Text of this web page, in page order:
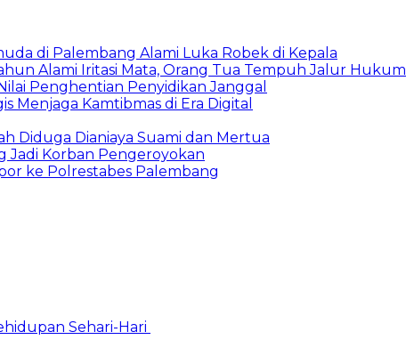
di Palembang Alami Luka Robek di Kepala
Alami Iritasi Mata, Orang Tua Tempuh Jalur Hukum
Penghentian Penyidikan Janggal
Menjaga Kamtibmas di Era Digital
Diduga Dianiaya Suami dan Mertua
Jadi Korban Pengeroyokan
ke Polrestabes Palembang
Sehari-Hari